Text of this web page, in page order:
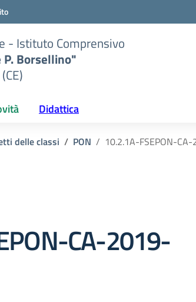
- Istituto Comprensivo
P. Borsellino"
Didattica
delle classi PON 10.2.1A-FSEPON-
CA-2019-